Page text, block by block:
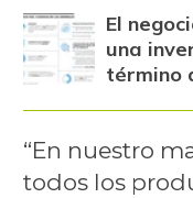
El
una
término
“En nuestro
todos los